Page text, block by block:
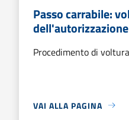
Passo carrabile:
dell'autorizzazione
Procedimento di
VAI ALLA PAGINA